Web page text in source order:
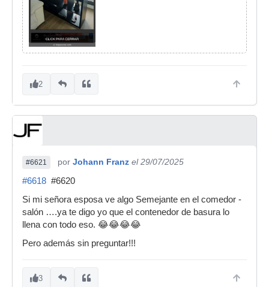
2
#6621 por Johann Franz el 29/07/2025
#6618 #6620
Si mi señora esposa ve algo Semejante en el comedor -
salón ….ya te digo yo que el contenedor de basura lo
llena con todo eso. 😂😂😂😂
Pero además sin preguntar!!!
3